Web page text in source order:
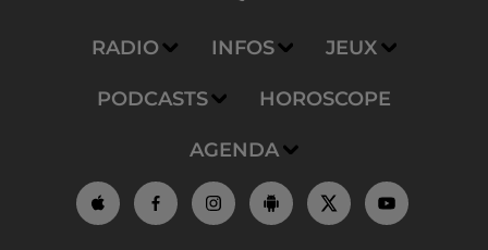
RADIO INFOS JEUX
PODCASTS HOROSCOPE
AGENDA